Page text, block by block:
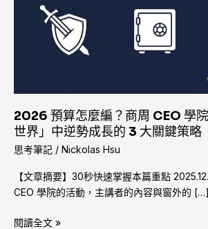
2026 預算怎麼編？商周 CEO 學
世界」中逆勢成長的 3 大關鍵策略
思考筆記 / Nickolas Hsu
【文章摘要】30秒快速掌握本篇重點
CEO 學院的活動，主講者的內容與窗外的 […]
院
側
記：
「破
世
閱讀全文 »